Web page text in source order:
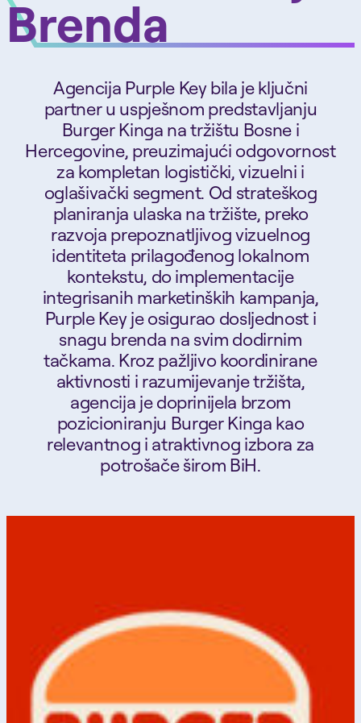
Brenda
Agencija Purple Key bila je ključni
partner u uspješnom predstavljanju
Burger Kinga na tržištu Bosne i
Hercegovine, preuzimajući odgovornost
za kompletan logistički, vizuelni i
oglašivački segment. Od strateškog
planiranja ulaska na tržište, preko
razvoja prepoznatljivog vizuelnog
identiteta prilagođenog lokalnom
kontekstu, do implementacije
integrisanih marketinških kampanja,
Purple Key je osigurao dosljednost i
snagu brenda na svim dodirnim
tačkama. Kroz pažljivo koordinirane
aktivnosti i razumijevanje tržišta,
agencija je doprinijela brzom
pozicioniranju Burger Kinga kao
relevantnog i atraktivnog izbora za
potrošače širom BiH.